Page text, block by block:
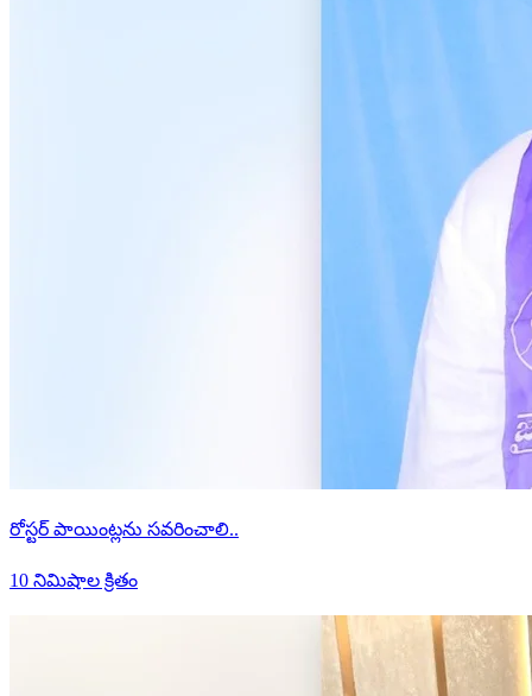
రోస్టర్ పాయింట్లను సవరించాలి..
10 నిమిషాల క్రితం